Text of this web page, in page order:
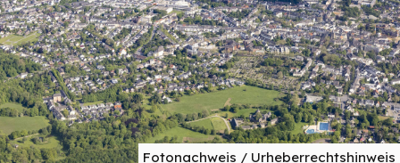
Fotonachweis / Urheberrechtshinweis